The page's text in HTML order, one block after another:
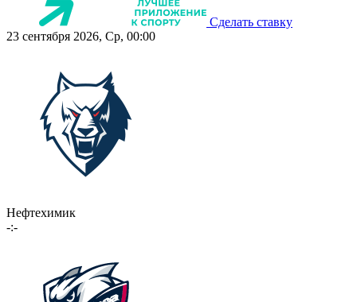
Сделать ставку
23 сентября 2026, Ср, 00:00
Нефтехимик
-:-